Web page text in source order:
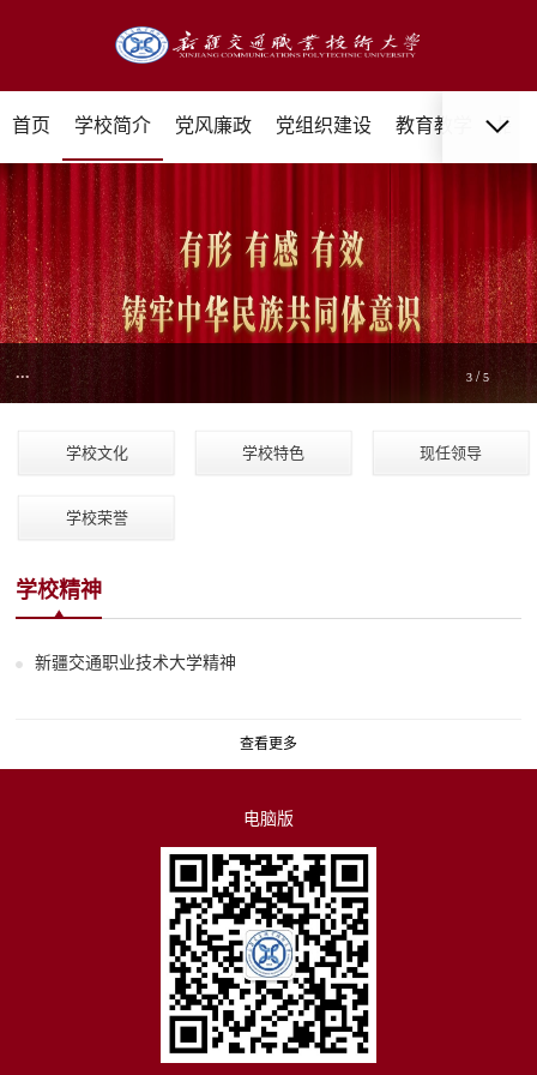
首页 学校简介 党风廉政 党组织建设 教育教学 招
... 3 /5
学校文化 学校特色 现任领导
学校荣誉
学校精神
新疆交通职业技术大学精神
查看更多
电脑版